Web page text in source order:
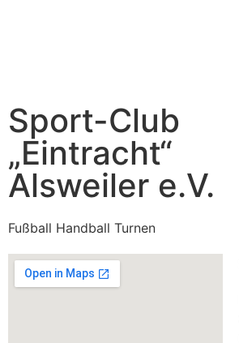
Sport-Club
„Eintracht“
Alsweiler e.V.
Fußball Handball Turnen